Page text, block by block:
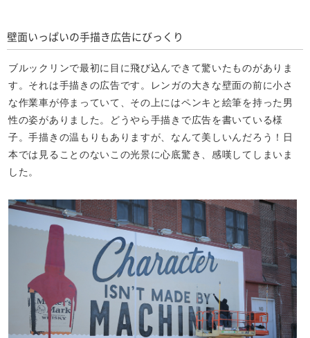
壁面いっぱいの手描き広告にびっくり
ブルックリンで最初に目に飛び込んできて驚いたものがありま
す。それは手描きの広告です。レンガの大きな壁面の前に小さ
な作業車が停まっていて、その上にはペンキと絵筆を持った男
性の姿がありました。どうやら手描きで広告を書いている様
子。手描きの温もりもありますが、なんて美しいんだろう！日
本では見ることのないこの光景に心底驚き、感嘆してしまいま
した。